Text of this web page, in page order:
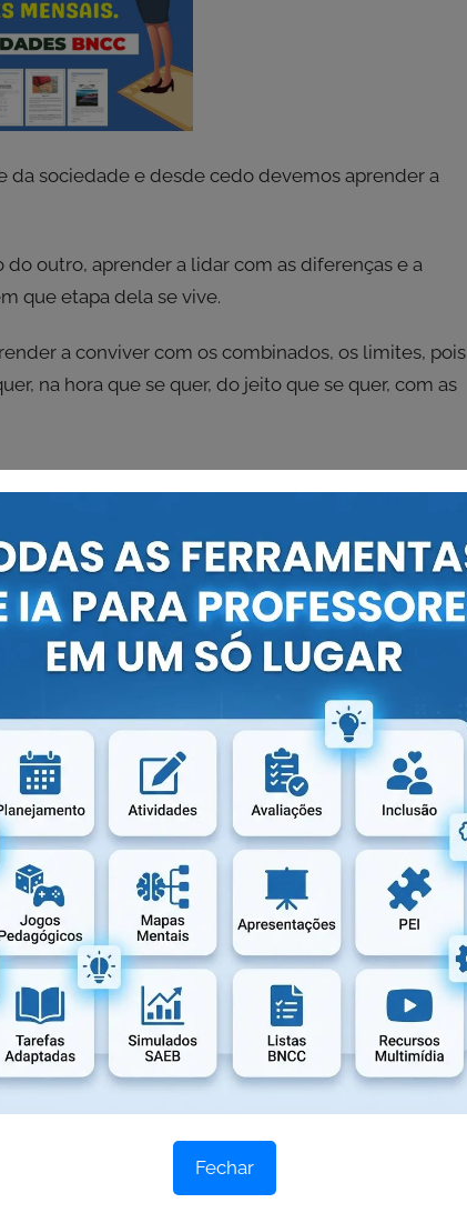
da sociedade e desde cedo devemos aprender a
outro, aprender a lidar com as diferenças e a
que etapa dela se vive.
a conviver com os combinados, os limites, pois
na hora que se quer, do jeito que se quer, com as
Mônica para imprimir
Fechar